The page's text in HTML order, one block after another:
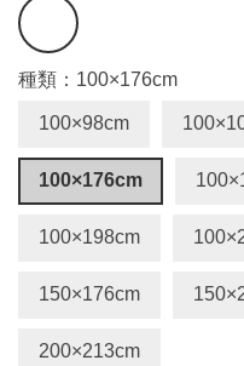
種類：100×176cm
100×98cm
100×176cm
100×198cm
150×176cm
200×213cm